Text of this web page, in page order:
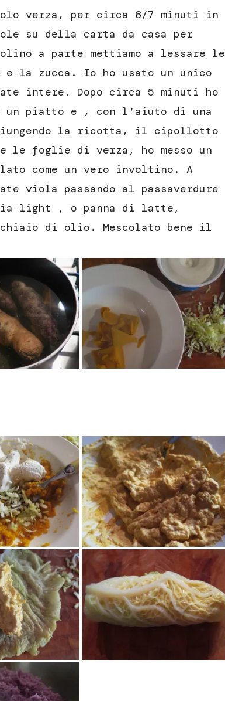
verza, per circa 6/7 minuti in
su della carta da casa per
a parte mettiamo a lessare le
la zucca. Io ho usato un unico
intere. Dopo circa 5 minuti ho
piatto e , con l’aiuto di una
la ricotta, il cipollotto
le foglie di verza, ho messo un
come un vero involtino. A
viola passando al passaverdure
light , o panna di latte,
di olio. Mescolato bene il